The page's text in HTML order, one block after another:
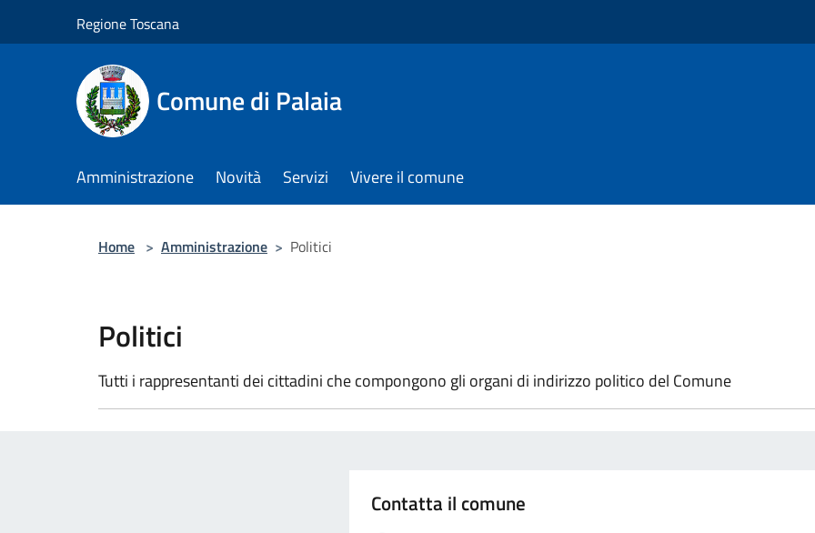
Regione Toscana
Comune di Palaia
Amministrazione Novità Servizi Vivere il comune
Home > Amministrazione > Politici
Politici
Tutti i rappresentanti dei cittadini che compongono gli organi di indirizzo politico del Comune
Contatta il comune